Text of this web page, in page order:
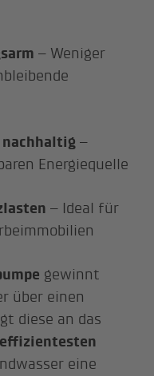
– Weniger
–
Energiequelle
– Ideal für
gewinnt
über einen
diese an das
effizientesten
eine